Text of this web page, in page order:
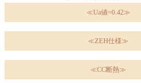
≪Ua値=0.42≫
≪ZEH仕様≫
≪CC断熱≫